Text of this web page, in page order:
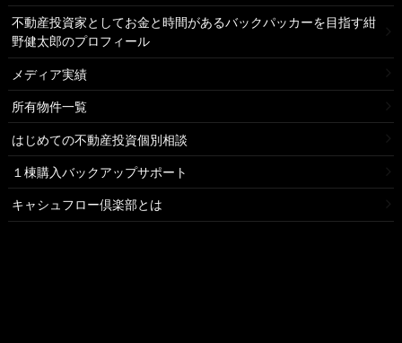
不動産投資家としてお金と時間があるバックパッカーを目指す紺
野健太郎のプロフィール
メディア実績
所有物件一覧
はじめての不動産投資個別相談
１棟購入バックアップサポート
キャシュフロー倶楽部とは